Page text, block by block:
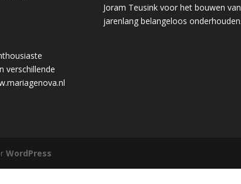
verschillende
Joram Teusink voor het bouwen
jarenlang belangeloos onderhouden.
WordPress